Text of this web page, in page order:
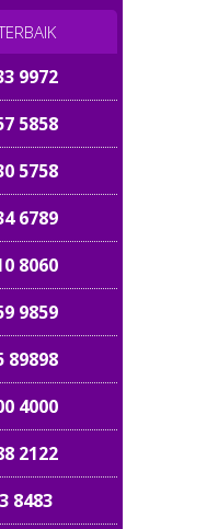
9972
5858
5758
6789
8060
9859
89898
4000
2122
8483